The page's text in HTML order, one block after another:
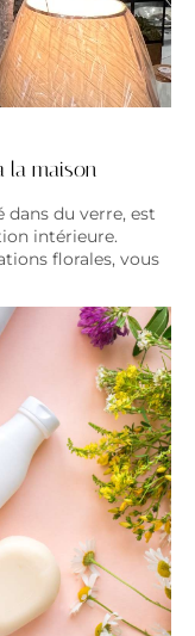
la maison
du verre, est
intérieure.
florales, vous